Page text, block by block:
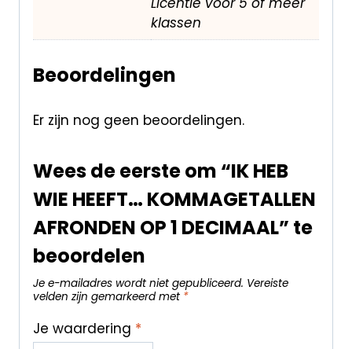
klassen
Beoordelingen
Er zijn nog geen beoordelingen.
Wees de eerste om “IK HEB
WIE HEEFT… KOMMAGETALLEN
AFRONDEN OP 1 DECIMAAL” te
beoordelen
Je e-mailadres wordt niet gepubliceerd. Vereiste
velden zijn gemarkeerd met *
Je waardering *